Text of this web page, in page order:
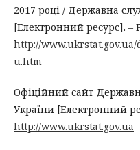
2017 році / Державна
[Електронний ресурс]. –
http://
u.htm
Офіційний сайт
України [Електронний
http://www.ukrstat.gov.ua